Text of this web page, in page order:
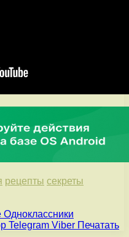
рецепты секреты
Одноклассники
Telegram Viber Печатать